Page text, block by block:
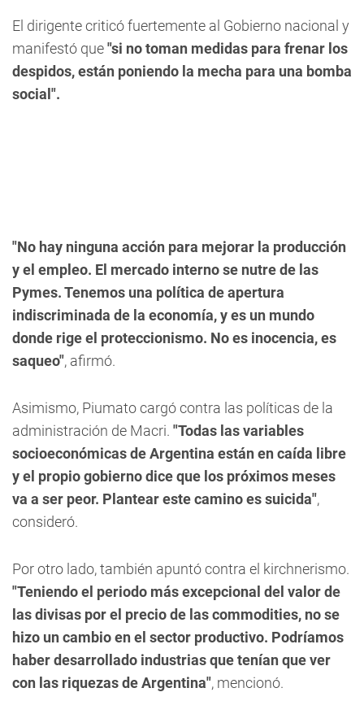
El dirigente criticó fuertemente al Gobierno nacional y
manifestó que"si no toman medidas para frenar los
despidos, están poniendo la mecha para una bomba
social".
"No hay ninguna acción para mejorar la producción
y el empleo. El mercado interno se nutre de las
Pymes. Tenemos una política de apertura
indiscriminada de la economía, y es un mundo
donde rige el proteccionismo. No es inocencia, es
saqueo", afirmó.
Asimismo, Piumato cargó contra las políticas de la
administración de Macri. "Todas las variables
socioeconómicas de Argentina están en caída libre
y el propio gobierno dice que los próximos meses
va a ser peor. Plantear este camino es suicida",
consideró.
Por otro lado, también apuntó contra el kirchnerismo.
"Teniendo el periodo más excepcional del valor de
las divisas por el precio de las commodities, no se
hizo un cambio en el sector productivo. Podríamos
haber desarrollado industrias que tenían que ver
con las riquezas de Argentina", mencionó.